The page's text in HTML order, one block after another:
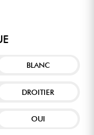
BLANC
DROITIER
OUI